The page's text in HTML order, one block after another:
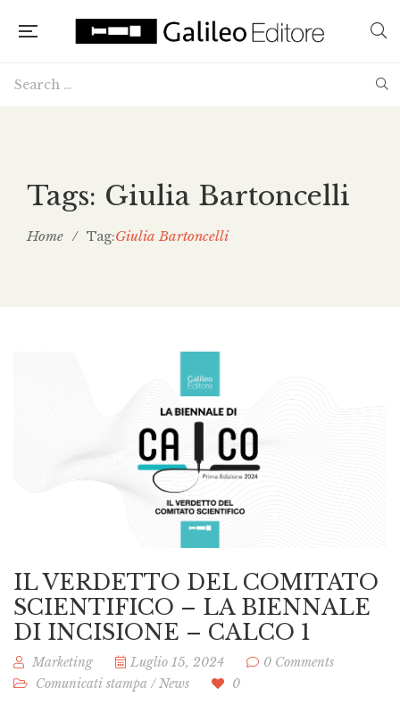
Tags: Giulia Bartoncelli
Home / Tag:Giulia Bartoncelli
IL VERDETTO DEL COMITATO
SCIENTIFICO – LA BIENNALE
DI INCISIONE – CALCO 1
Marketing Luglio 15, 2024
0 Comments
Comunicati stampa / News 0